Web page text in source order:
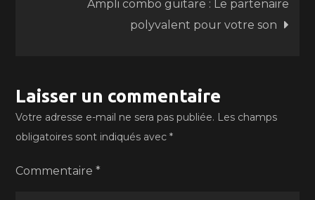
l’articleAmpli combo guitare : Le partenaire
polyvalent pour votre son
Laisser un commentaire
Votre adresse e-mail ne sera pas publiée. Les champs
obligatoires sont indiqués avec*
Commentaire*